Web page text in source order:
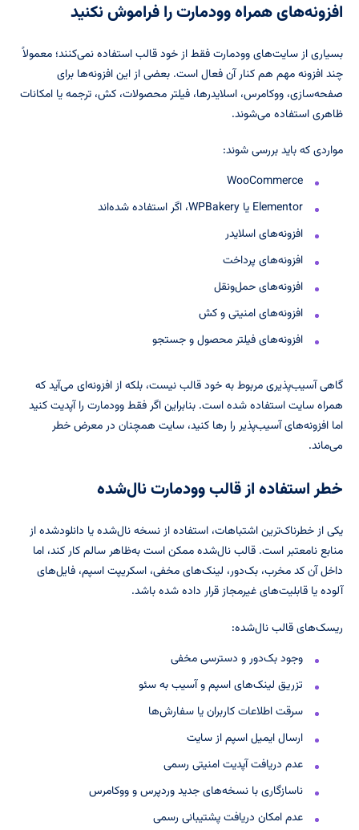
افزونه‌های همراه وودمارت را فراموش نکنید
بسیاری از سایت‌های وودمارت فقط از خود قالب استفاده نمی‌کنند؛ معمولاً
چند افزونه مهم هم کنار آن فعال است. بعضی از این افزونه‌ها برای
صفحه‌سازی، ووکامرس، اسلایدرها، فیلتر محصولات، کش، ترجمه یا امکانات
ظاهری استفاده می‌شوند.
مواردی که باید بررسی شوند:
WooCommerce
Elementor یا WPBakery، اگر استفاده شده‌اند
افزونه‌های اسلایدر
افزونه‌های پرداخت
افزونه‌های حمل‌ونقل
افزونه‌های امنیتی و کش
افزونه‌های فیلتر محصول و جستجو
گاهی آسیب‌پذیری مربوط به خود قالب نیست، بلکه از افزونه‌ای می‌آید که
همراه سایت استفاده شده است. بنابراین اگر فقط وودمارت را آپدیت کنید
اما افزونه‌های آسیب‌پذیر را رها کنید، سایت همچنان در معرض خطر
می‌ماند.
خطر استفاده از قالب وودمارت نال‌شده
یکی از خطرناک‌ترین اشتباهات، استفاده از نسخه نال‌شده یا دانلودشده از
منابع نامعتبر است. قالب نال‌شده ممکن است به‌ظاهر سالم کار کند، اما
داخل آن کد مخرب، بک‌دور، لینک‌های مخفی، اسکریپت اسپم، فایل‌های
آلوده یا قابلیت‌های غیرمجاز قرار داده شده باشد.
ریسک‌های قالب نال‌شده:
وجود بک‌دور و دسترسی مخفی
تزریق لینک‌های اسپم و آسیب به سئو
سرقت اطلاعات کاربران یا سفارش‌ها
ارسال ایمیل اسپم از سایت
عدم دریافت آپدیت امنیتی رسمی
ناسازگاری با نسخه‌های جدید وردپرس و ووکامرس
عدم امکان دریافت پشتیبانی رسمی